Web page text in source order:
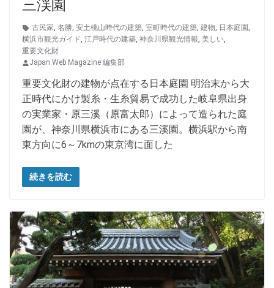
三渓園
古民家, 名勝, 安土桃山時代の建築, 室町時代の建築, 建物, 日本庭園,
横浜市観光ガイド, 江戸時代の建築, 神奈川県観光情報, 美しい,
重要文化財
Japan Web Magazine 編集部
重要文化財の建物が点在する日本庭園 明治末から大
正時代にかけ製糸・生糸貿易で成功した岐阜県出身
の実業家・原三溪（原富太郎）によって造られた庭
園が、神奈川県横浜市にある三溪園。横浜駅から南
東方向に6～7kmの東京湾に面した
続きを読む